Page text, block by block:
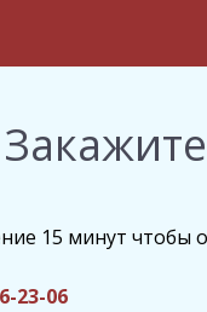
15 минут чтобы
23-06